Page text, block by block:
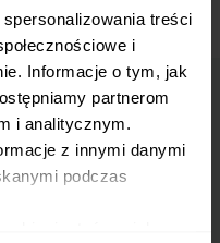
treści
i
Informacje o tym, jak
partnerom
i analitycznym.
z innymi danymi
podczas
na e-mail
prosto na Twoja